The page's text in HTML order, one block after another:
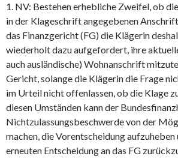
1. NV: Bestehen erhebliche Zweifel, ob
in der Klageschrift angegebenen
das Finanzgericht (FG) die Klägerin
wiederholt dazu aufgefordert, ihre
auch ausländische) Wohnanschrift
Gericht, solange die Klägerin die Frage
im Urteil nicht offenlassen, ob die Klage
diesen Umständen kann der
Nichtzulassungsbeschwerde von der
machen, die Vorentscheidung aufzuheben
erneuten Entscheidung an das FG